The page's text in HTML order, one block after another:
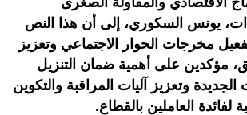
يونس السكوري، إلى أن هذا النص
مخرجات الحوار الاجتماعي وتعزيز
مؤكدين على أهمية ضمان التنزيل
الجديدة وتعزيز آليات المراقبة والتكوين
لفائدة العاملين بالقطاع.